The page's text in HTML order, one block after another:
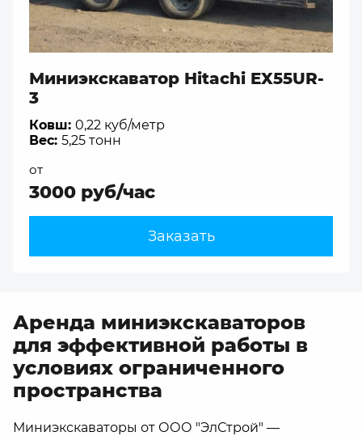
Миниэкскаватор Hitachi EX55UR-
3
Ковш: 0,22 куб/метр
Вес: 5,25 тонн
от
3000 руб/час
Заказать
Аренда миниэкскаваторов
для эффективной работы в
условиях ограниченного
пространства
Миниэкскаваторы от ООО "ЭлСтрой" —